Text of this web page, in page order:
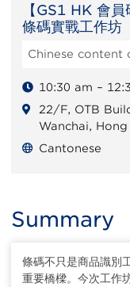
【GS1 HK 會
條碼實戰工作坊
Chinese content
10:30 am –
22/F, OTB
Wanchai,
Cantonese
Summary
條碼不只是商品識別
重要橋樑。今次工作